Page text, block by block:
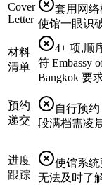
Cover
Letter
套用网
使馆一眼识
材料
清单
4+ 项,顺
符 Embassy
Bangkok 要
预约
递交
自行预
段满档需凌
进度
跟踪
使馆系统
无法及时了